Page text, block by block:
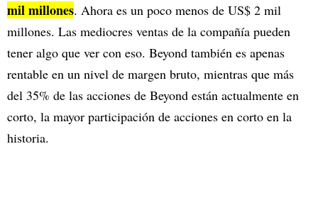
mil millones. Ahora es un poco menos de US$ 2 mil
millones. Las mediocres ventas de la compañía pueden
tener algo que ver con eso. Beyond también es apenas
rentable en un nivel de margen bruto, mientras que más
del 35% de las acciones de Beyond están actualmente en
corto, la mayor participación de acciones en corto en la
historia.